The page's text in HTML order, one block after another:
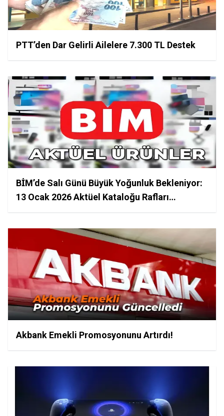
PTT’den Dar Gelirli Ailelere 7.300 TL Destek
BİM’de Salı Günü Büyük Yoğunluk Bekleniyor:
13 Ocak 2026 Aktüel Kataloğu Rafları
Dolduruyor
Akbank Emekli Promosyonunu Artırdı!